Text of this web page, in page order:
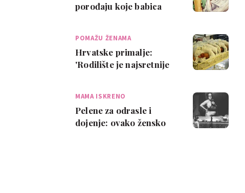
porođaju koje babica
POMAŽU ŽENAMA
Hrvatske primalje:
'Rodilište je najsretnije
MAMA ISKRENO
Pelene za odrasle i
dojenje: ovako žensko